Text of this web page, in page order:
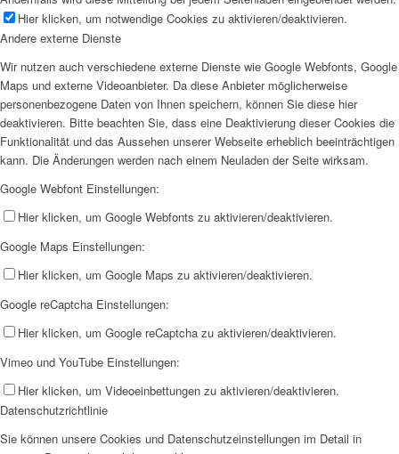
Hier klicken, um notwendige Cookies zu aktivieren/deaktivieren.
Andere externe Dienste
Wir nutzen auch verschiedene externe Dienste wie Google Webfonts, Google
Maps und externe Videoanbieter. Da diese Anbieter möglicherweise
personenbezogene Daten von Ihnen speichern, können Sie diese hier
deaktivieren. Bitte beachten Sie, dass eine Deaktivierung dieser Cookies die
Funktionalität und das Aussehen unserer Webseite erheblich beeinträchtigen
kann. Die Änderungen werden nach einem Neuladen der Seite wirksam.
Google Webfont Einstellungen:
Hier klicken, um Google Webfonts zu aktivieren/deaktivieren.
Google Maps Einstellungen:
Hier klicken, um Google Maps zu aktivieren/deaktivieren.
Google reCaptcha Einstellungen:
Hier klicken, um Google reCaptcha zu aktivieren/deaktivieren.
Vimeo und YouTube Einstellungen:
Hier klicken, um Videoeinbettungen zu aktivieren/deaktivieren.
Datenschutzrichtlinie
Sie können unsere Cookies und Datenschutzeinstellungen im Detail in